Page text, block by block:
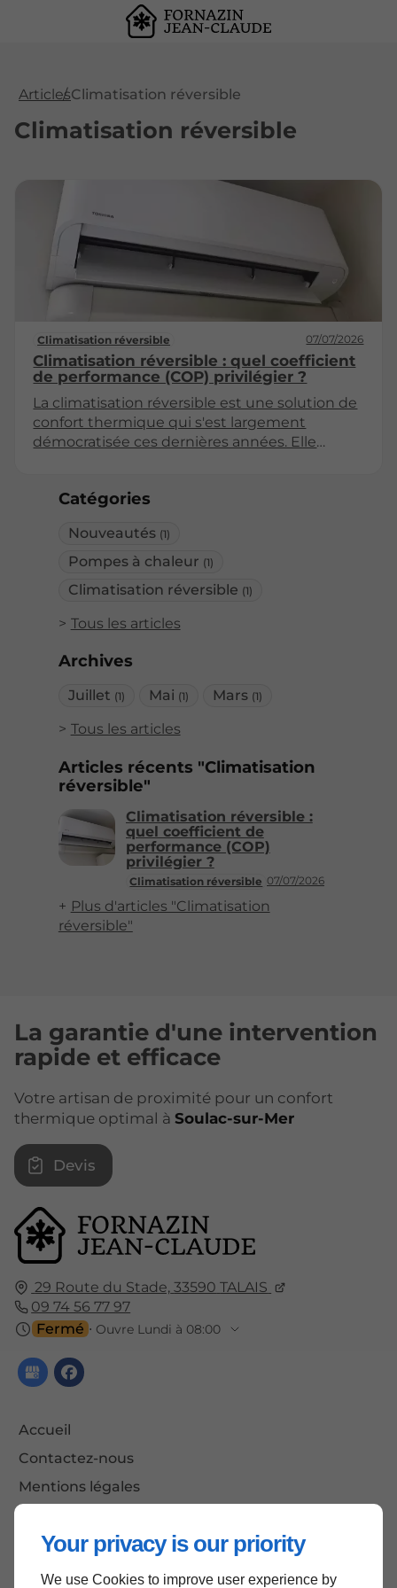
Your privacy is our priority
We use Cookies to improve user experience by
Catégories
Nouveautés (1)
Pompes à chaleur (1)
Climatisation réversible (1)
Tous les articles
Archives
Juillet (1) Mai (1) Mars (1)
Tous les articles
Articles récents "Climatisation
réversible"
Climatisation réversible 07/07/2026
Climatisation réversible :
quel coefficient de
performance (COP)
privilégier ?
Plus d'articles "Climatisation
réversible"
ArticlesClimatisation réversible
Climatisation réversible
Climatisation réversible 07/07/2026
Climatisation réversible : quel coefficient
de performance (COP) privilégier ?
La climatisation réversible est une solution de
confort thermique qui s'est largement
démocratisée ces dernières années. Elle
en hiver. Un des éléments clés à considérer
réversible est son coefficient de performance,
ou COP. Cet article explore les différents
choix éclairé.
29 Route du Stade, 33590 TALAIS
09 74 56 77 97
Fermé ⋅ Ouvre Lundi à 08:00
Accueil
Contactez-nous
Mentions légales
La garantie d'une intervention
rapide et efficace
Votre artisan de proximité pour un confort
thermique optimal à Soulac-sur-Mer
Devis